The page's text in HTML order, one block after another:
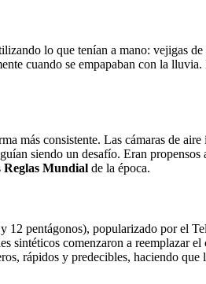
lo que tenían a mano: vejigas
cuando se empapaban con la
consistente. Las cámaras de
siendo un desafío. Eran
Reglas Mundial de la época.
pentágonos), popularizado por el
comenzaron a reemplazar
rápidos y predecibles, haciendo